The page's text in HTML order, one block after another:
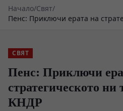
Начало/Свят/
Пенс: Приключи ерата на
СВЯТ
Пенс: Приключи
стратегическото
КНДР